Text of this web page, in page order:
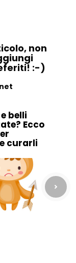
non
:-)
belli
Ecco
curarli